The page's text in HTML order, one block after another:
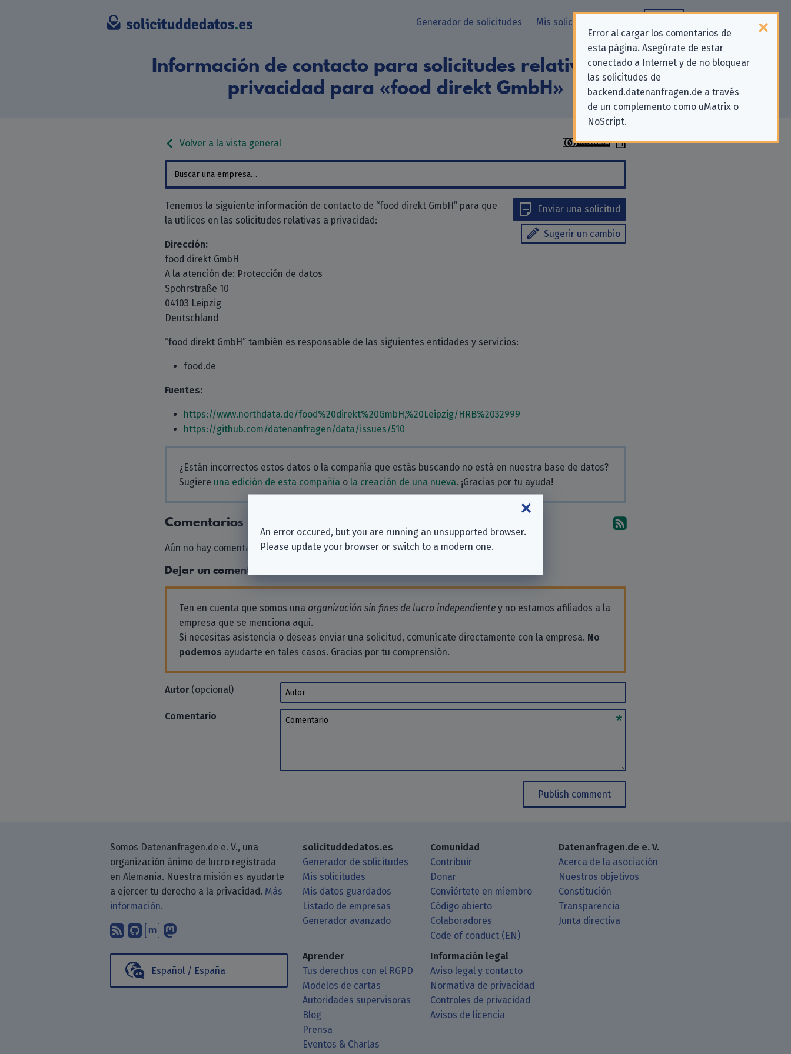
Error al cargar los comentarios de
esta página. Asegúrate de estar
conectado a Internet y de no bloquear
las solicitudes de
backend.datenanfragen.de a través
de un complemento como uMatrix o
NoScript.
Generador de solicitudes Mis solicitudes
Información de contacto para solicitudes relativas a la
privacidad para «food direkt GmbH»
Volver a la vista general
Enviar una solicitud
Sugerir un cambio
Tenemos la siguiente información de contacto de “food direkt GmbH” para que
la utilices en las solicitudes relativas a privacidad:
Dirección:
food direkt GmbH
A la atención de: Protección de datos
Spohrstraße 10
04103 Leipzig
Deutschland
“food direkt GmbH” también es responsable de las siguientes entidades y servicios:
food.de
Fuentes:
https://www.northdata.de/food%20direkt%20GmbH,%20Leipzig/HRB%2032999
https://github.com/datenanfragen/data/issues/510
¿Están incorrectos estos datos o la compañía que estás buscando no está en nuestra base de datos?
Sugiere una edición de esta compañía o la creación de una nueva. ¡Gracias por tu ayuda!
Comentarios Suscríbete a los
Aún no hay comentarios aquí. ¿Por qué no dejas uno?
Dejar un comentario
Ten en cuenta que somos una organización sin fines de lucro independiente y no estamos afiliados a la
empresa que se menciona aquí.
Si necesitas asistencia o deseas enviar una solicitud, comunícate directamente con la empresa. No
podemos ayudarte en tales casos. Gracias por tu comprensión.
Autor(opcional) Autor
Comentario Comentario
Publish comment
Somos Datenanfragen.de e. V., una
organización ánimo de lucro registrada
en Alemania. Nuestra misión es ayudarte
a ejercer tu derecho a la privacidad. Más
información.
Suscríbete a nuestro blog a través de tu lector de RSS
Encuéntranos en GitHub
Encuéntranos en Matrix
Sígenos en Mastodon
Español / España
solicituddedatos.es
Generador de solicitudes
Mis solicitudes
Mis datos guardados
Listado de empresas
Generador avanzado
Comunidad
Contribuir
Donar
Conviértete en miembro
Código abierto
Colaboradores
Code of conduct (EN)
Datenanfragen.de e. V.
Acerca de la asociación
Nuestros objetivos
Constitución
Transparencia
Junta directiva
Aprender
Tus derechos con el RGPD
Modelos de cartas
Autoridades supervisoras
Blog
Prensa
Eventos & Charlas
Información legal
Aviso legal y contacto
Normativa de privacidad
Controles de privacidad
Avisos de licencia
An error occured, but you are running an unsupported browser.
Please update your browser or switch to a modern one.